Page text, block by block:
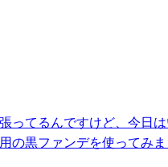
ってるんですけど、今日は
の黒ファンデを使ってみま